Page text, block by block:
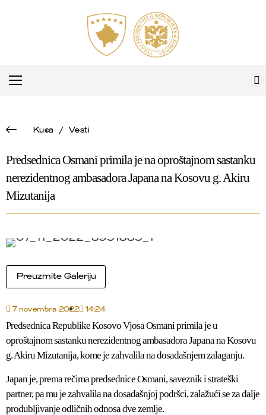
Kuca/ Vesti
Predsednica Osmani primila je na oproštajnom sastanku
nerezidentnog ambasadora Japana na Kosovu g. Akiru
Mizutanija
Preuzmite Galeriju
7 novembra 2022 14:24
Predsednica Republike Kosovo Vjosa Osmani primila je u
oproštajnom sastanku nerezidentnog ambasadora Japana na Kosovu
g. Akiru Mizutanija, kome je zahvalila na dosadašnjem zalaganju.
Japan je, prema rečima predsednice Osmani, saveznik i strateški
partner, pa mu je zahvalila na dosadašnjoj podršci, zalažući se za dalje
produbljivanje odličnih odnosa dve zemlje.